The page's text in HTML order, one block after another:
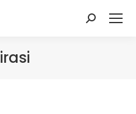
Search: